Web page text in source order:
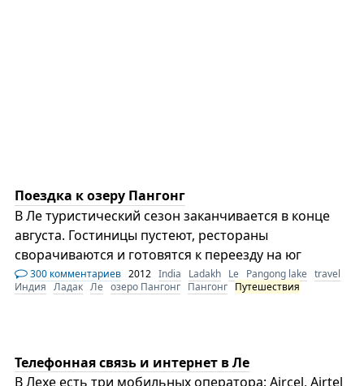
Поездка к озеру Пангонг
В Ле туристический сезон заканчивается в конце
августа. Гостиницы пустеют, рестораны
сворачиваются и готовятся к переезду на юг
300 комментариев 2012 India Ladakh Le Pangong lake travel
Индия Ладак Ле озеро Пангонг Пангонг Путешествия
Телефонная связь и интернет в Ле
В Лехе есть три мобильных оператора: Aircel, Airtel